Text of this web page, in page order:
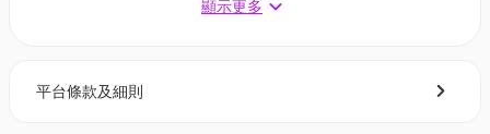
最佳位置！$1,188 座位門票 （堂座） |
顯示更多
平台條款及細則